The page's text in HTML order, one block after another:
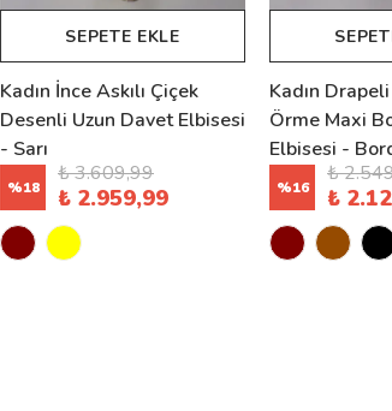
SEPETE EKLE
Kadın İnce Askılı Çiçek
Desenli Uzun Davet Elbisesi
- Sarı
%18
₺ 3.609,99
₺ 2.959,99
Kadın
Örme Maxi
Elbisesi -
%16
₺
₺